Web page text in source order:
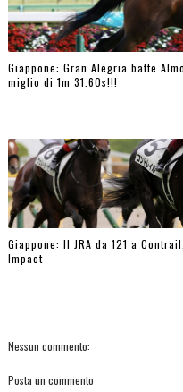
Giappone: Gran Alegria batte
miglio di 1m 31.60s!!!
Giappone: Il JRA da 121 a
Impact
Nessun commento:
Posta un commento